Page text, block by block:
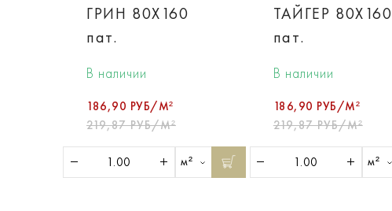
ГРИН 80X160
пат.
В наличии
186,90 РУБ/М²
219,87 РУБ/М²
м²
ТАЙГЕР 80X160
пат.
В наличии
186,90 РУБ/М²
219,87 РУБ/М²
м²